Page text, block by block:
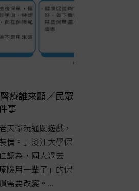
療誰來顧／民眾
事
天爺玩通關遊戲，
備。」淡江大學保
認為，國人過去
險用一輩子」的保
需要改變。...